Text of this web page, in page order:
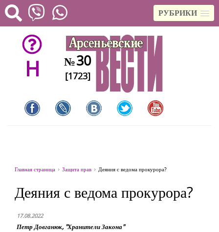
РУБРИКИ
H №30
[1723]
Главная страница Защита прав Деяния с ведома прокурора?
Деяния с ведома прокурора?
17.08.2022
Петр Довганюк, "Хранители Закона"